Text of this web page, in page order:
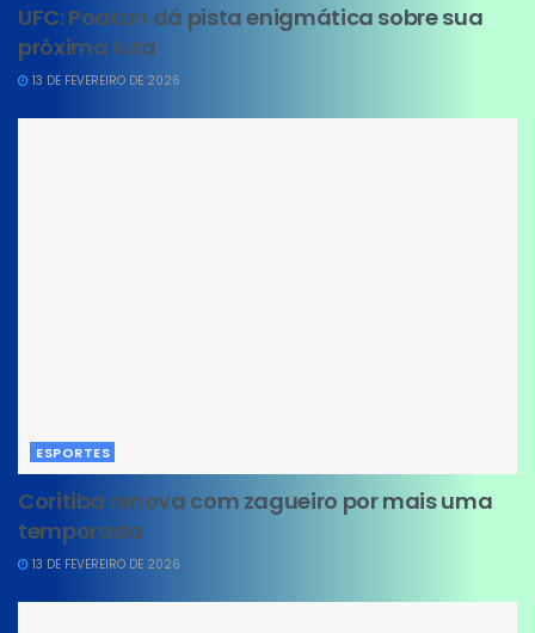
UFC: Poatan dá pista enigmática sobre sua
próxima luta
13 DE FEVEREIRO DE 2026
ESPORTES
Coritiba renova com zagueiro por mais uma
temporada
13 DE FEVEREIRO DE 2026